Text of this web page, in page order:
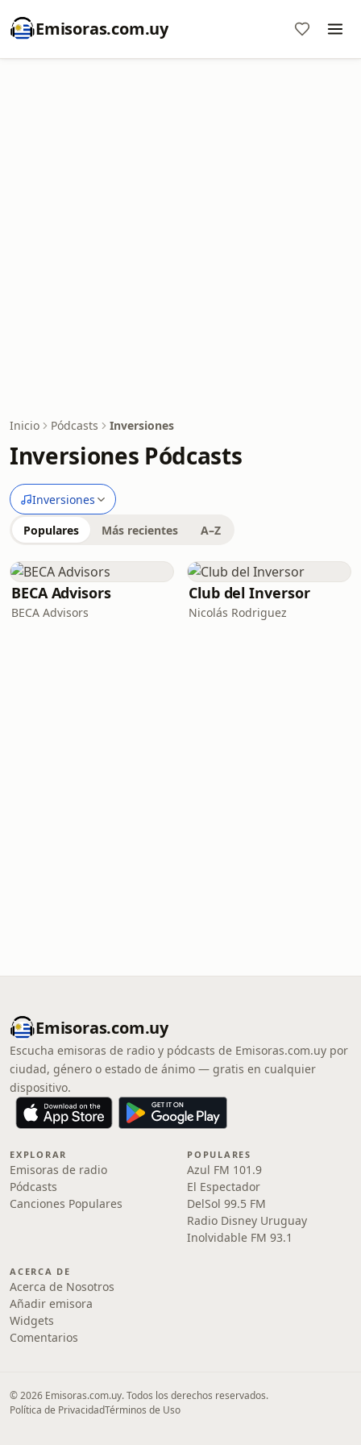
Emisoras.com.uy
Inicio Pódcasts Inversiones
Inversiones Pódcasts
Inversiones
Populares Más recientes A–Z
BECA Advisors
BECA Advisors
Club del Inversor
Nicolás Rodriguez
Emisoras.com.uy
Escucha emisoras de radio y pódcasts de Emisoras.com.uy por
ciudad, género o estado de ánimo — gratis en cualquier
dispositivo.
EXPLORAR
Emisoras de radio
Pódcasts
Canciones Populares
POPULARES
Azul FM 101.9
El Espectador
DelSol 99.5 FM
Radio Disney Uruguay
Inolvidable FM 93.1
ACERCA DE
Acerca de Nosotros
Añadir emisora
Widgets
Comentarios
© 2026 Emisoras.com.uy. Todos los derechos reservados.
Política de PrivacidadTérminos de Uso